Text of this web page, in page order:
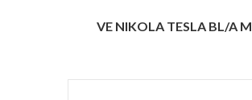
VE NIKOLA TESLA BL/A